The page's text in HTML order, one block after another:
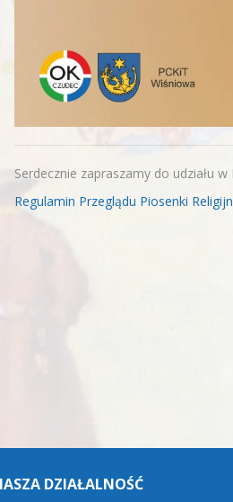
Serdecznie zapraszamy do udziału
Regulamin Przeglądu Piosenki
DZIAŁALNOŚĆ